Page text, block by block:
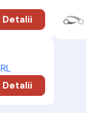
Detalii
Detalii